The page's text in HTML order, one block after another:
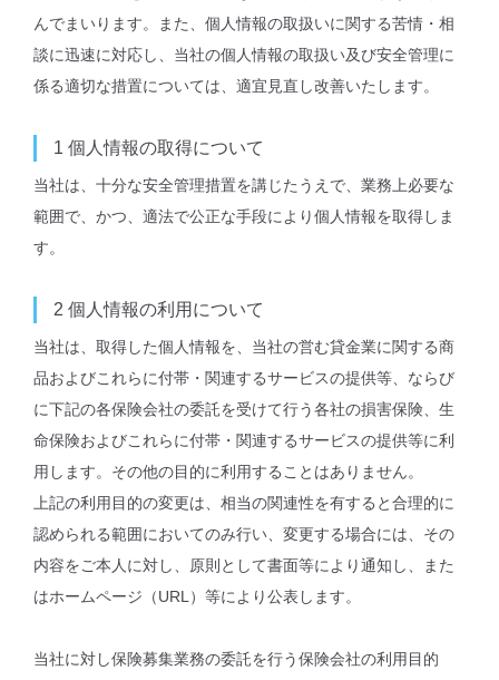
んでまいります。また、個人情報の取扱いに関する苦情・相
談に迅速に対応し、当社の個人情報の取扱い及び安全管理に
係る適切な措置については、適宜見直し改善いたします。
1 個⼈情報の取得について
当社は、十分な安全管理措置を講じたうえで、業務上必要な
範囲で、かつ、適法で公正な手段により個人情報を取得しま
す。
2 個⼈情報の利⽤について
当社は、取得した個人情報を、当社の営む貸金業に関する商
品およびこれらに付帯・関連するサービスの提供等、ならび
に下記の各保険会社の委託を受けて行う各社の損害保険、生
命保険およびこれらに付帯・関連するサービスの提供等に利
用します。その他の目的に利用することはありません。
上記の利用目的の変更は、相当の関連性を有すると合理的に
認められる範囲においてのみ行い、変更する場合には、その
内容をご本人に対し、原則として書面等により通知し、また
はホームページ（URL）等により公表します。
当社に対し保険募集業務の委託を行う保険会社の利用目的